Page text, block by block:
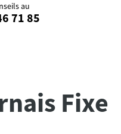
au
71 85
Fixe